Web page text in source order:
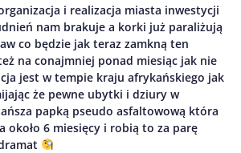
dane w tej przeglądarce podczas
komentarzy.
i realizacja miasta inwestycji
nam brakuje a korki już paraliżują
co będzie jak teraz zamkną ten
na conajmniej ponad miesiąc jak nie
jest w tempie kraju afrykańskiego jak
że pewne ubytki i dziury w
papką pseudo asfaltowową która
około 6 miesięcy i robią to za parę